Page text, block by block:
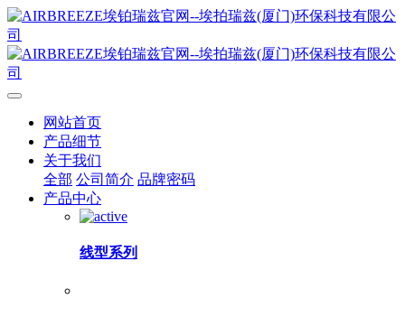
网站首页
产品细节
关于我们
全部 公司简介 品牌密码
产品中心
线型系列